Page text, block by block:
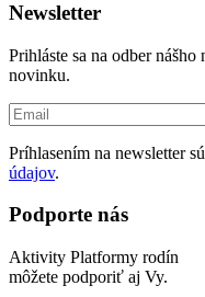
Newsletter
Prihláste sa na odber
novinku.
Príhlasením na newsletter
údajov.
Podporte nás
Aktivity Platformy rodín
môžete podporiť aj Vy.